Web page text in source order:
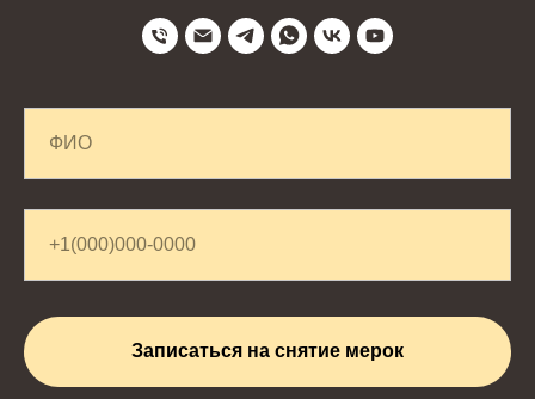
Записаться на снятие мерок